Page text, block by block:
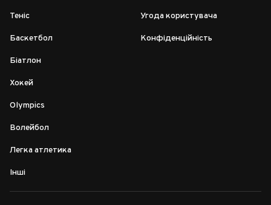
Теніс
Баскетбол
Біатлон
Хокей
Olympics
Волейбол
Легка атлетика
Інші
Угода користувача
Конфіденційність